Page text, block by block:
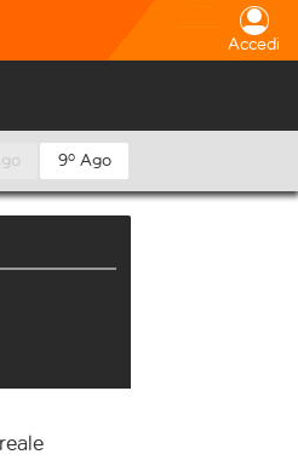
Accedi
9º Ago